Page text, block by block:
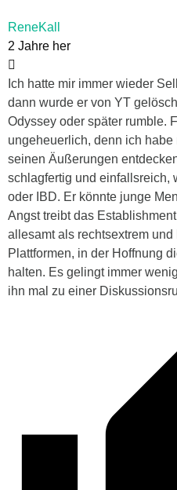
ReneKall
2 Jahre her
Ich hatte mir immer wieder
dann wurde er von YT
Odyssey oder später rumble.
ungeheuerlich, denn ich
seinen Äußerungen
schlagfertig und einfallsreich,
oder IBD. Er könnte junge
Angst treibt das
allesamt als rechtsextrem
Plattformen, in der Hoffnung
halten. Es gelingt immer
ihn mal zu einer